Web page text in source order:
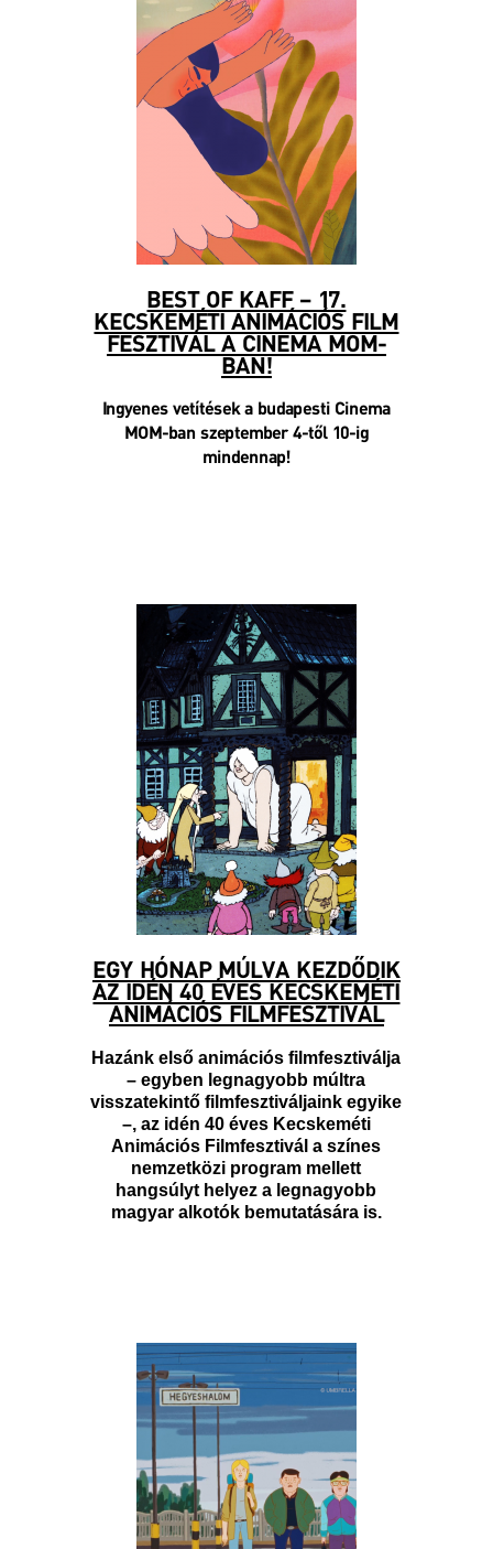
BEST OF KAFF – 17.
KECSKEMÉTI ANIMÁCIÓS FILM
FESZTIVÁL A CINEMA MOM-
BAN!
Ingyenes vetítések a budapesti Cinema
MOM-ban szeptember 4-től 10-ig
mindennap!
EGY HÓNAP MÚLVA KEZDŐDIK
AZ IDÉN 40 ÉVES KECSKEMÉTI
ANIMÁCIÓS FILMFESZTIVÁL
Hazánk első animációs filmfesztiválja
– egyben legnagyobb múltra
visszatekintő filmfesztiváljaink egyike
–, az idén 40 éves Kecskeméti
Animációs Filmfesztivál a színes
nemzetközi program mellett
hangsúlyt helyez a legnagyobb
magyar alkotók bemutatására is.